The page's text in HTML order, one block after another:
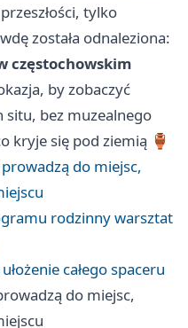
tylko
została odnaleziona:
częstochowskim
by zobaczyć
situ, bez muzealnego
kryje się pod ziemią 🏺
do miejsc,
rodzinny warsztat
całego spaceru
do miejsc,